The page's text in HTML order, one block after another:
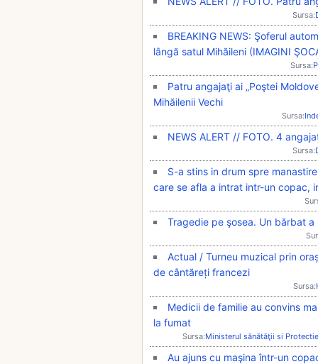
Sursa:
BREAKING NEWS: Şoferul
lângă satul Mihăileni (IMAGINI
Sursa:
Patru angajaţi ai „Poştei
Mihăilenii Vechi
Sursa:
NEWS ALERT // FOTO. 4
Sursa:
S-a stins in drum spre
care se afla a intrat intr-un copac,
Tragedie pe şosea. Un bărbat
Actual / Turneu muzical prin
de cântăreți francezi
Sursa:
Medicii de familie au convins
la fumat
Sursa:Ministerul sănătăţii si
Au ajuns cu maşina într-un